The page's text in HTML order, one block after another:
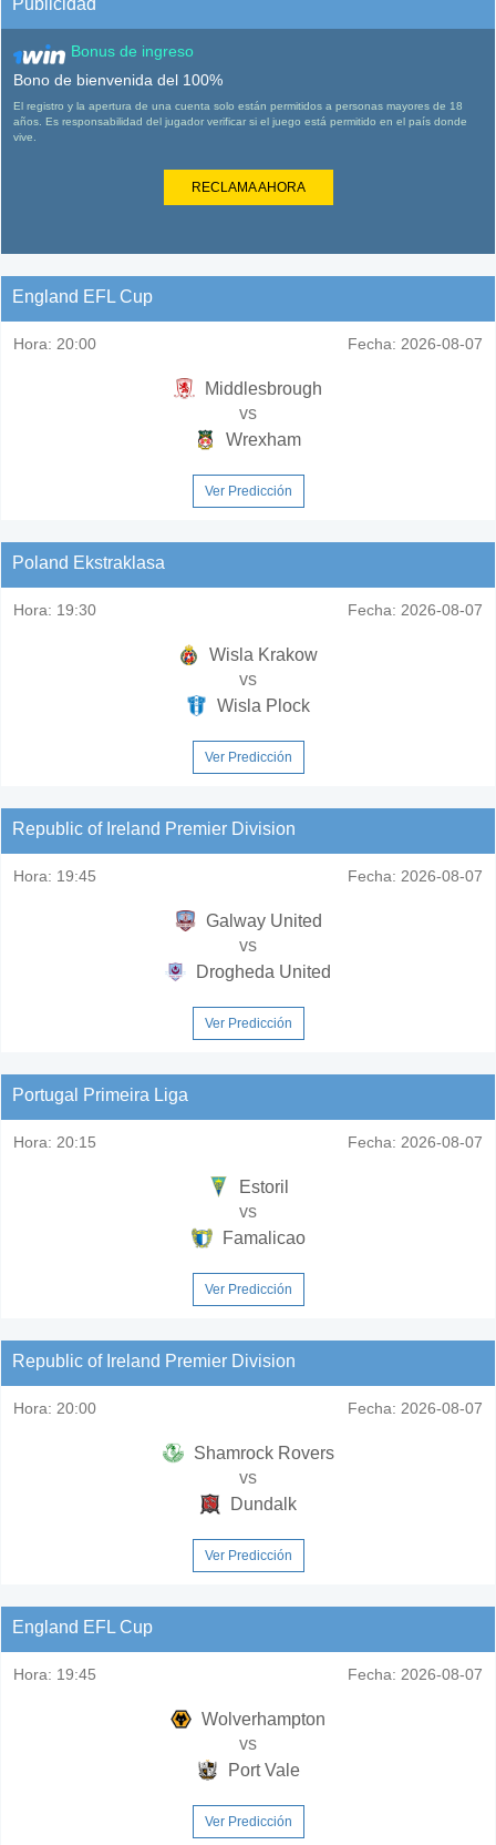
Publicidad
Bonus de ingreso
Bono de bienvenida del 100%
El registro y la apertura de una cuenta solo están permitidos a personas mayores de 18
años. Es responsabilidad del jugador verificar si el juego está permitido en el país donde
vive.
RECLAMA AHORA
England EFL Cup
Hora: 20:00 Fecha: 2026-08-07
Middlesbrough
vs
Wrexham
Ver Predicción
Poland Ekstraklasa
Hora: 19:30 Fecha: 2026-08-07
Wisla Krakow
vs
Wisla Plock
Ver Predicción
Republic of Ireland Premier Division
Hora: 19:45 Fecha: 2026-08-07
Galway United
vs
Drogheda United
Ver Predicción
Portugal Primeira Liga
Hora: 20:15 Fecha: 2026-08-07
Estoril
vs
Famalicao
Ver Predicción
Republic of Ireland Premier Division
Hora: 20:00 Fecha: 2026-08-07
Shamrock Rovers
vs
Dundalk
Ver Predicción
England EFL Cup
Hora: 19:45 Fecha: 2026-08-07
Wolverhampton
vs
Port Vale
Ver Predicción